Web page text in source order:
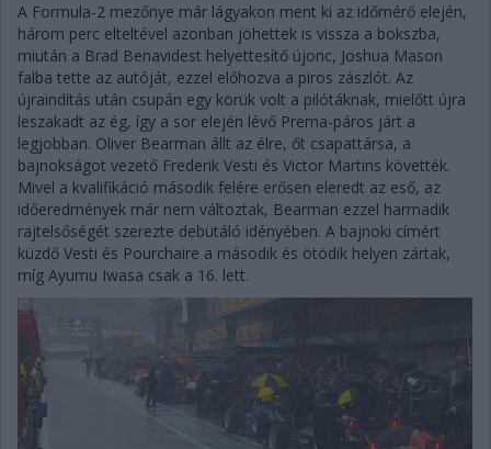
A Formula-2 mezőnye már lágyakon ment ki az időmérő elején,
három perc elteltével azonban jöhettek is vissza a bokszba,
miután a Brad Benavidest helyettesítő újonc, Joshua Mason
falba tette az autóját, ezzel előhozva a piros zászlót. Az
újraindítás után csupán egy körük volt a pilótáknak, mielőtt újra
leszakadt az ég, így a sor elején lévő Prema-páros járt a
legjobban. Oliver Bearman állt az élre, őt csapattársa, a
bajnokságot vezető Frederik Vesti és Victor Martins követték.
Mivel a kvalifikáció második felére erősen eleredt az eső, az
időeredmények már nem változtak, Bearman ezzel harmadik
rajtelsőségét szerezte debütáló idényében. A bajnoki címért
küzdő Vesti és Pourchaire a második és ötödik helyen zártak,
míg Ayumu Iwasa csak a 16. lett.